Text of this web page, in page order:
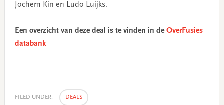
Jochem Kin en Ludo Luijks.
Een overzicht van deze deal is te vinden in deOverFusies
databank
FILED UNDER: DEALS